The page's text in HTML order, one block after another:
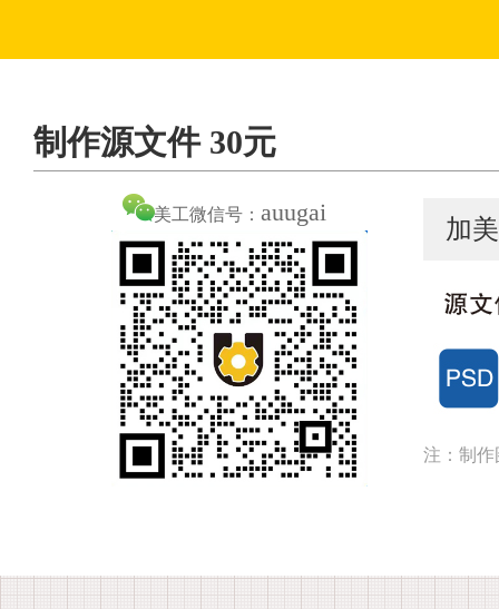
制作源文件 30元
美工微信号： auugai
加
注：制作